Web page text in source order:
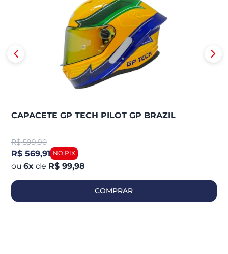
CAPACETE GP TECH PILOT GP BRAZIL
R$ 599,90
R$ 569,91
6x de R$ 99,98
COMPRAR